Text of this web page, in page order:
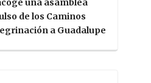
de los Caminos
a Guadalupe